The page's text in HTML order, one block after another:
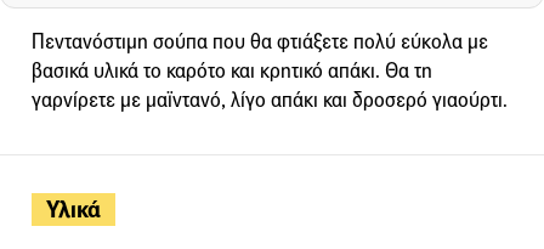
Υλικά
Πεντανόστιμη σούπα που θα φτιάξετε πολύ εύκολα με
βασικά υλικά το καρότο και κρητικό απάκι. Θα τη
γαρνίρετε με μαϊντανό, λίγο απάκι και δροσερό γιαούρτι.